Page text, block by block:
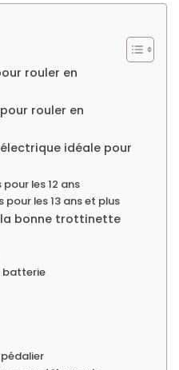
rouler en
rouler en
idéale pour
les 12 ans
les 13 ans et plus
la bonne trottinette
batterie